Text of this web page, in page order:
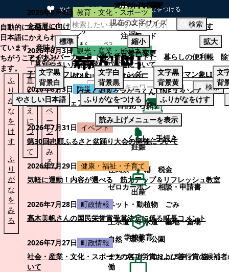
やさしい日本語 ひらがなをつける
本文へスキップする
自動的にやさしい
日本語にかえられ
ています。意味が
ちがうことがあり
ます。
ふ
り
が
な
を
け
す
ふ
り
が
な
を
み
る
言
い
替
え
に
つ
い
て
も
と
の
ペ
ー
ジ
を
み
る
検索
くらし・手続き
くらし・手続き
住民票・戸籍
税金
ゼロカーボン
相談・申請書
ペット・動植物
ごみ
上水道・下水道
墓地・斎場
自然・環境・公園
まちづくり・コミュニティ・協
働
2026年8月4日 教育・文化・スポーツ
企画展に向けて：安東ウメ子さんとの思い出を募集します
2026年8月3日 観光・産業・ビジネス
「幕別やさい月イチ菜」の実施について
2026年8月3日 防災・消防
幕別町防災フェアの開催について
2026年7月31日 イベント
第30回忠類ふるさと盆踊り大会の開催について
2026年7月29日 健康・福祉・子育て
気軽に運動！内容が選べる 筋力アップ＆リフレッシュ教室
2026年7月28日 町政情報
髙木美帆さんの国民栄誉賞受賞決定に係る町長コメント
2026年7月27日 町政情報
社会・産業・文化・スポーツの各功労賞および善行賞の候補
いて
サイト内検索
検索
注目ワード
マイナンバーカード（個人番号カード） 暮らしの便利帳
子育てパンフレット
ごみカレンダー
忠類ナウマン象LINE
パオくん＆クマゲラくんLINEスタンプ
目的から探す
妊娠
出産
学校教育
文字サイズ変更
現在の文字サイズ
標準
縮小
拡大
背景色変更
文字黒
背景白
文字白
背景黒
文字黒
背景黄
文
背
やさしい日本語
ふりがなをつける ふりがなをけす
読み上げメニューを表示